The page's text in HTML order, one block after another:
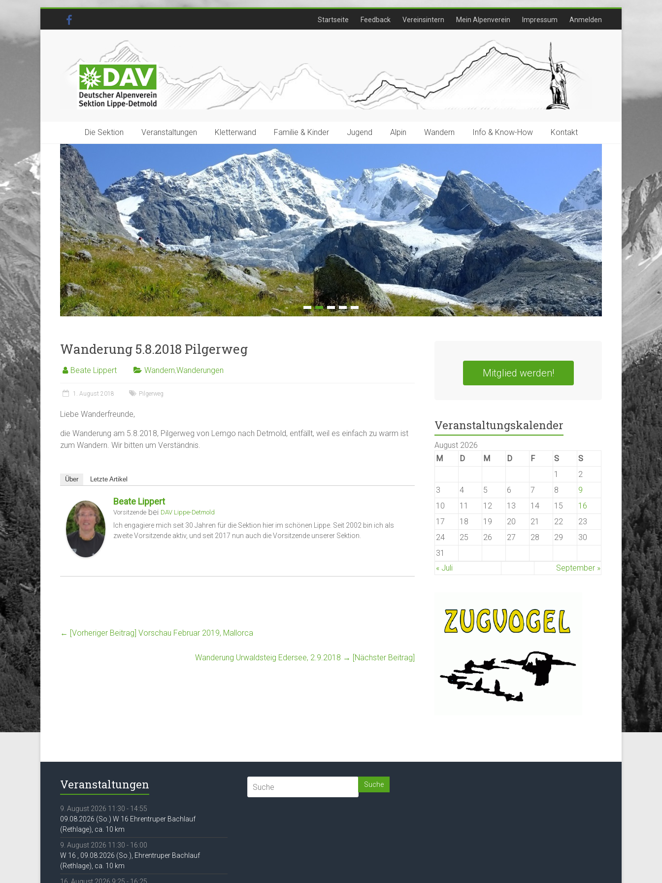
Startseite Feedback Vereinsintern Mein Alpenverein Impressum Anmelden
Die Sektion Veranstaltungen Kletterwand Familie & Kinder Jugend Alpin Wandern Info & Know-How Kontakt
Wanderung 5.8.2018 Pilgerweg
Beate Lippert Wandern,Wanderungen
1. August 2018 Pilgerweg
Liebe Wanderfreunde,
die Wanderung am 5.8.2018, Pilgerweg von Lemgo nach Detmold, entfällt, weil es einfach zu warm ist
zum Wandern. Wir bitten um Verständnis.
Über Letzte Artikel
Beate Lippert
Vorsitzende bei DAV Lippe-Detmold
Ich engagiere mich seit 30 Jahren für die Sektion hier im schönen Lippe. Seit 2002 bin ich als
zweite Vorsitzende aktiv, und seit 2017 nun auch die Vorsitzende unserer Sektion.
← [Vorheriger Beitrag] Vorschau Februar 2019, Mallorca
Wanderung Urwaldsteig Edersee, 2.9.2018 → [Nächster Beitrag]
Mitglied werden!
Veranstaltungskalender
August 2026
M
D M D F S
S
1
2
3
4 5 6 7 8
9
10
11 12 13 14 15
16
17
18 19 20 21 22
23
24
25 26 27 28 29
30
31
« Juli
September »
Veranstaltungen
9. August 2026 11:30 - 14:55
09.08.2026 (So.) W 16 Ehrentruper Bachlauf
(Rethlage), ca. 10 km
9. August 2026 11:30 - 16:00
W 16 , 09.08.2026 (So.), Ehrentruper Bachlauf
(Rethlage), ca. 10 km